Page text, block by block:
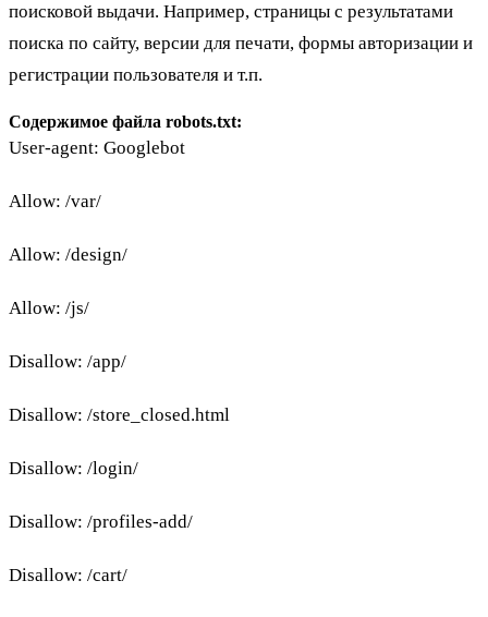
поисковой выдачи. Например, страницы с результатами
поиска по сайту, версии для печати, формы авторизации и
регистрации пользователя и т.п.
Содержимое файла robots.txt:
User-agent: Googlebot
Allow: /var/
Allow: /design/
Allow: /js/
Disallow: /app/
Disallow: /store_closed.html
Disallow: /login/
Disallow: /profiles-add/
Disallow: /cart/